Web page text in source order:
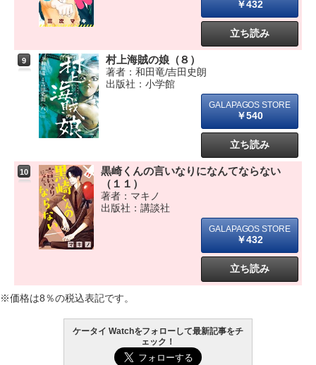
￥432
立ち読み
9 村上海賊の娘（８）
著者：和田竜/吉田史朗
出版社：小学館
￥540
立ち読み
10
黒崎くんの言いなりになんてならない
（１１）
著者：マキノ
出版社：講談社
￥432
立ち読み
※価格は8％の税込表記です。
ケータイ Watchをフォローして最新記事をチ
ェック！